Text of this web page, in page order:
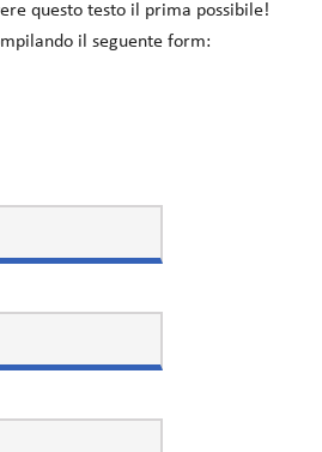
questo testo il prima possibile!
il seguente form: